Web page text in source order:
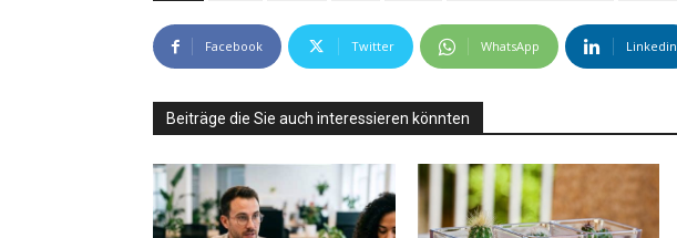
Facebook Twitter WhatsApp Linkedin
Beiträge die Sie auch interessieren könnten